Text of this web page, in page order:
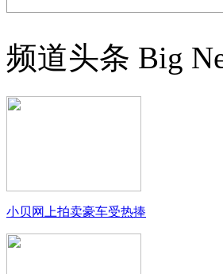
频道头条 Big
小贝网上拍卖豪车受热捧